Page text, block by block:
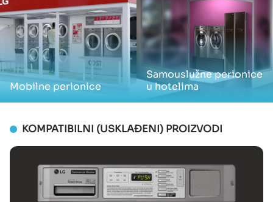
Mobilne perionice
Samouslužne perionice
u hotelima
KOMPATIBILNI (USKLAĐENI) PROIZVODI